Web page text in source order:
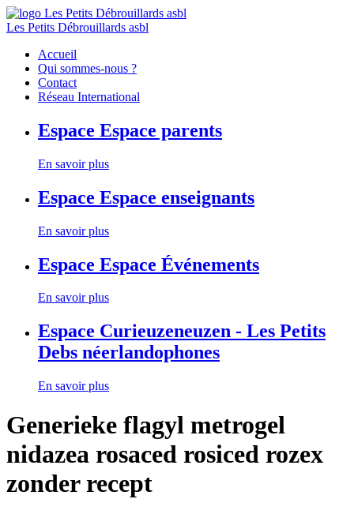
Les Petits Débrouillards asbl
Accueil
Qui sommes-nous ?
Contact
Réseau International
Espace Espace parents
En savoir plus
Espace Espace enseignants
En savoir plus
Espace Espace Événements
En savoir plus
Espace Curieuzeneuzen - Les Petits
Debs néerlandophones
En savoir plus
Generieke flagyl metrogel
nidazea rosaced rosiced rozex
zonder recept